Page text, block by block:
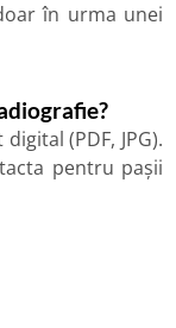
în urma unei
(PDF, JPG).
pentru pașii